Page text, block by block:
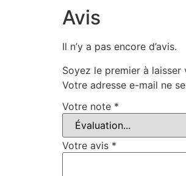
Avis
Il n’y a pas encore d’avis.
Soyez le premier à laisser
Votre adresse e-mail ne
Votre note *
Votre avis *